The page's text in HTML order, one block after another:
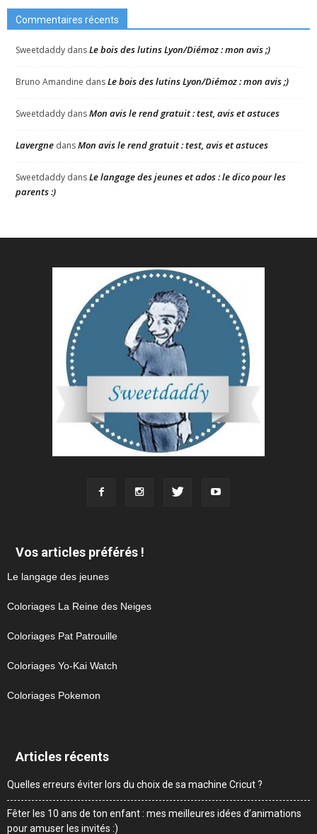
Commentaires récents
Sweetdaddy dansLe bois des lutins Lyon/Diémoz : mon avis ;)
Bruno Amandine dansLe bois des lutins Lyon/Diémoz : mon avis ;)
Sweetdaddy dansMon avis le rend gratuit : test, avis et astuces
Lavergne dansMon avis le rend gratuit : test, avis et astuces
Sweetdaddy dansLe langage des jeunes et ados : le dico pour les
parents :)
Vos articles préférés !
Le langage des jeunes
Coloriages La Reine des Neiges
Coloriages Pat Patrouille
Coloriages Yo-Kai Watch
Coloriages Pokemon
Articles récents
Quelles erreurs éviter lors du choix de sa machine Cricut ?
Fêter les 10 ans de ton enfant : mes meilleures idées d’animations
pour amuser les invités :)